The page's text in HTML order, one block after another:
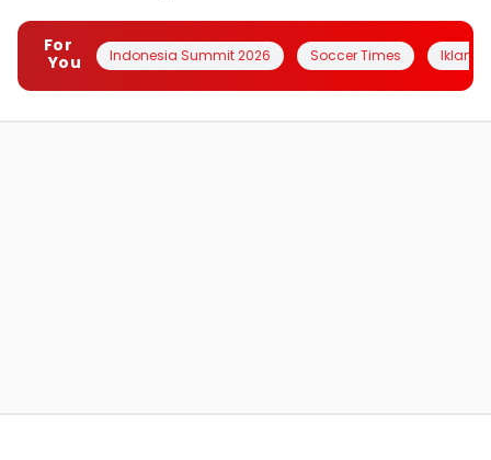
For
You
Indonesia Summit 2026 Soccer Times Iklanin